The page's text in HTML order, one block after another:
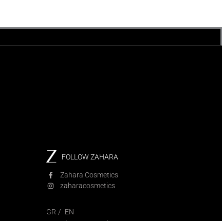
FOLLOW ZAHARA
Zahara Cosmetics
zaharacosmetics
GR
EN